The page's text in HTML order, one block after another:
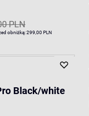
PLN
obniżką:299,00 PLN
Black/white